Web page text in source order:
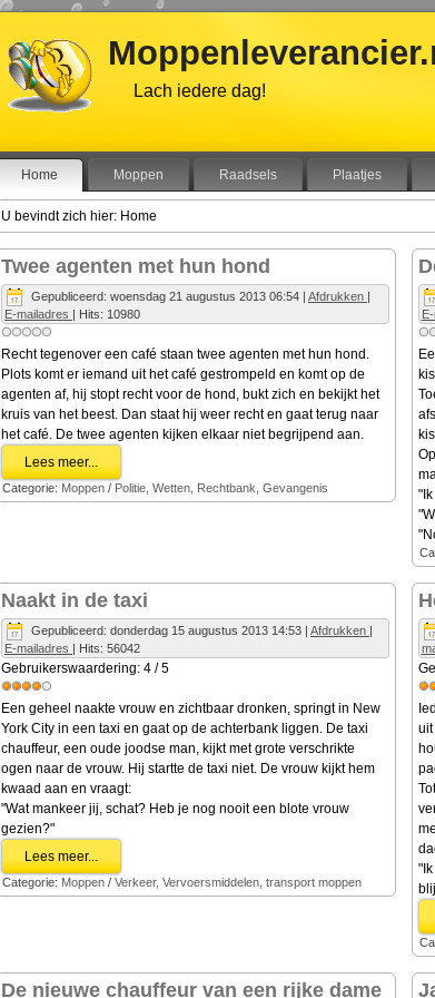
Lach iedere dag!
Home Moppen Raadsels Plaatjes
U bevindt zich hier: Home
Twee agenten met hun hond
Gepubliceerd: woensdag 21 augustus 2013 06:54 | Afdrukken |
E-mailadres | Hits: 10980
Recht tegenover een café staan twee agenten met hun hond.
Plots komt er iemand uit het café gestrompeld en komt op de
agenten af, hij stopt recht voor de hond, bukt zich en bekijkt het
kruis van het beest. Dan staat hij weer recht en gaat terug naar
het café. De twee agenten kijken elkaar niet begrijpend aan.
Lees meer...
Categorie: Moppen / Politie, Wetten, Rechtbank, Gevangenis
Naakt in de taxi
Gepubliceerd: donderdag 15 augustus 2013 14:53 | Afdrukken |
E-mailadres | Hits: 56042
Gebruikerswaardering: 4 /5
Een geheel naakte vrouw en zichtbaar dronken, springt in New
York City in een taxi en gaat op de achterbank liggen. De taxi
chauffeur, een oude joodse man, kijkt met grote verschrikte
ogen naar de vrouw. Hij startte de taxi niet. De vrouw kijkt hem
kwaad aan en vraagt:
"Wat mankeer jij, schat? Heb je nog nooit een blote vrouw
gezien?"
Lees meer...
Categorie: Moppen / Verkeer, Vervoersmiddelen, transport moppen
De nieuwe chauffeur van een rijke dame